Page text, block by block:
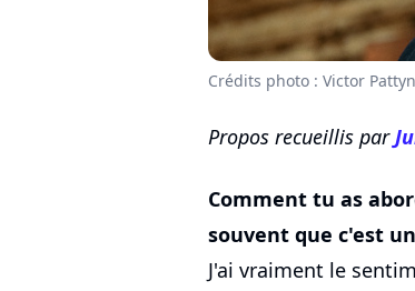
Crédits photo : Victor Pattyn
Propos recueillis par
Comment tu as
souvent que c'est
J'ai vraiment le